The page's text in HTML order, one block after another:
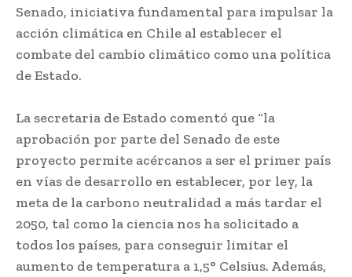
Senado, iniciativa fundamental para impulsar la
acción climática en Chile al establecer el
combate del cambio climático como una política
de Estado.
La secretaria de Estado comentó que “la
aprobación por parte del Senado de este
proyecto permite acércanos a ser el primer país
en vías de desarrollo en establecer, por ley, la
meta de la carbono neutralidad a más tardar el
2050, tal como la ciencia nos ha solicitado a
todos los países, para conseguir limitar el
aumento de temperatura a 1,5° Celsius. Además,